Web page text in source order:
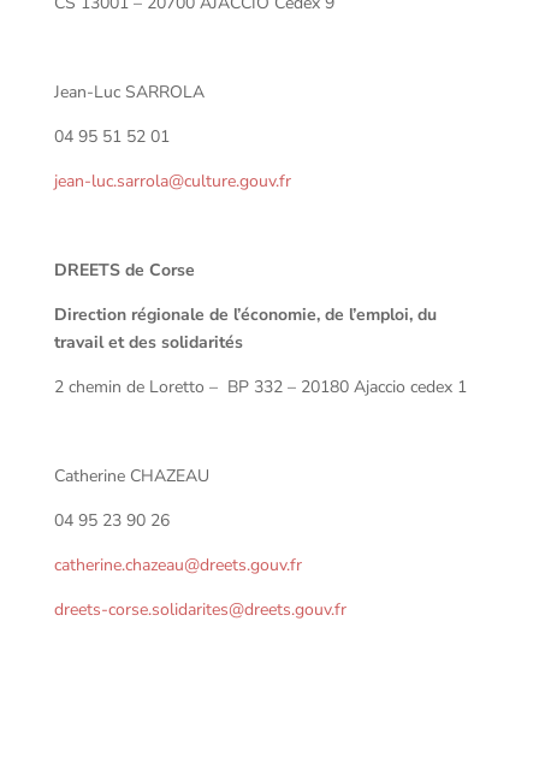
Jean-Luc SARROLA
04 95 51 52 01
jean-luc.sarrola@culture.gouv.fr
DREETS de Corse
Direction régionale de l’économie, de l’emploi, du
travail et des solidarités
2 chemin de Loretto – BP 332 – 20180 Ajaccio cedex 1
Catherine CHAZEAU
04 95 23 90 26
catherine.chazeau@dreets.gouv.fr
dreets-corse.solidarites@dreets.gouv.fr